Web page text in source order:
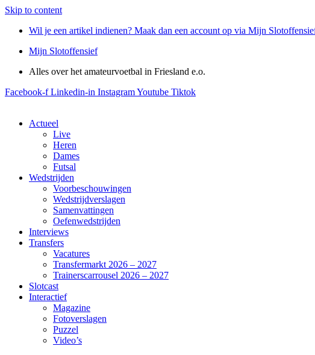
Skip to content
Wil je een artikel indienen? Maak dan een account op via Mijn
Mijn Slotoffensief
Alles over het amateurvoetbal in Friesland e.o.
Facebook-f Linkedin-in InstagramYoutube Tiktok
Actueel
Live
Heren
Dames
Futsal
Wedstrijden
Voorbeschouwingen
Wedstrijdverslagen
Samenvattingen
Oefenwedstrijden
Interviews
Transfers
Vacatures
Transfermarkt 2026 – 2027
Trainerscarrousel 2026 – 2027
Slotcast
Interactief
Magazine
Fotoverslagen
Puzzel
Video’s